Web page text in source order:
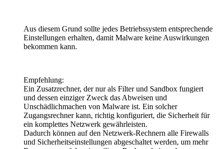
Aus diesem Grund sollte jedes Betriebssystem entsprechende
Einstellungen erhalten, damit Malware keine Auswirkungen
bekommen kann.
Empfehlung:
Ein Zusatzrechner, der nur als Filter und Sandbox fungiert
und dessen einziger Zweck das Abweisen und
Unschädlichmachen von Malware ist. Ein solcher
Zugangsrechner kann, richtig konfiguriert, die Sicherheit für
ein komplettes Netzwerk gewährleisten.
Dadurch können auf den Netzwerk-Rechnern alle Firewalls
und Sicherheitseinstellungen abgeschaltet werden, um mehr